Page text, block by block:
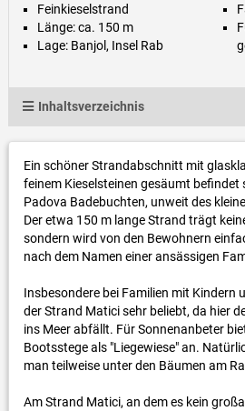
Feinkieselstrand
Länge: ca. 150 m
Lage: Banjol, Insel Rab
Inhaltsverzeichnis
Ein schöner Strandabschnitt mit
feinem Kieselsteinen gesäumt befindet
Padova Badebuchten, unweit des
Der etwa 150 m lange Strand trägt
sondern wird von den Bewohnern
nach dem Namen einer ansässigen
Insbesondere bei Familien mit Kindern
der Strand Matici sehr beliebt, da hier
ins Meer abfällt. Für Sonnenanbeter
Bootsstege als "Liegewiese" an.
man teilweise unter den Bäumen am
Am Strand Matici, an dem es kein